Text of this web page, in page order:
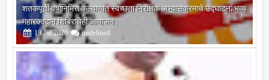
शतकपूर्ती वर्षानिमित्त कल्याणात स्वच्छता निरीक्षक अभ्यासक्रमाचे उद्घाटन; भव्य
महारक्तदान शिबिराचेही आयोजन
19 Jul 2026 undefined